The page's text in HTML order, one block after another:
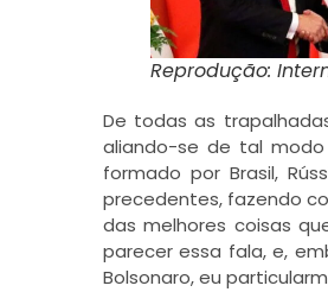
Reprodução:
De todas as
aliando-se de tal modo
formado por Brasil,
precedentes, fazendo
das melhores coisas
parecer essa fala, e,
Bolsonaro, eu